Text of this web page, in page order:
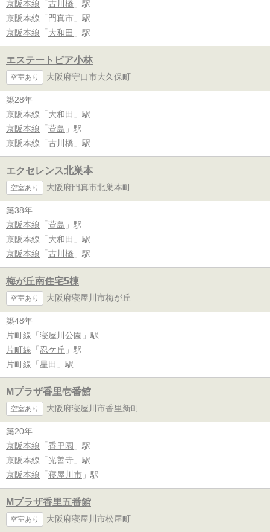
京阪本線 「 古川橋 」駅
京阪本線 「 門真市 」駅
京阪本線 「 大和田 」駅
エステートピア小林
空室あり 大阪府守口市大久保町
築28年
京阪本線 「 大和田 」駅
京阪本線 「 萱島 」駅
京阪本線 「 古川橋 」駅
エクセレンス北巣本
空室あり 大阪府門真市北巣本町
築38年
京阪本線 「 萱島 」駅
京阪本線 「 大和田 」駅
京阪本線 「 古川橋 」駅
梅が丘南住宅5棟
空室あり 大阪府寝屋川市梅が丘
築48年
片町線 「 寝屋川公園 」駅
片町線 「 忍ケ丘 」駅
片町線 「 星田 」駅
Mプラザ香里壱番館
空室あり 大阪府寝屋川市香里新町
築20年
京阪本線 「 香里園 」駅
京阪本線 「 光善寺 」駅
京阪本線 「 寝屋川市 」駅
Mプラザ香里五番館
空室あり 大阪府寝屋川市松屋町